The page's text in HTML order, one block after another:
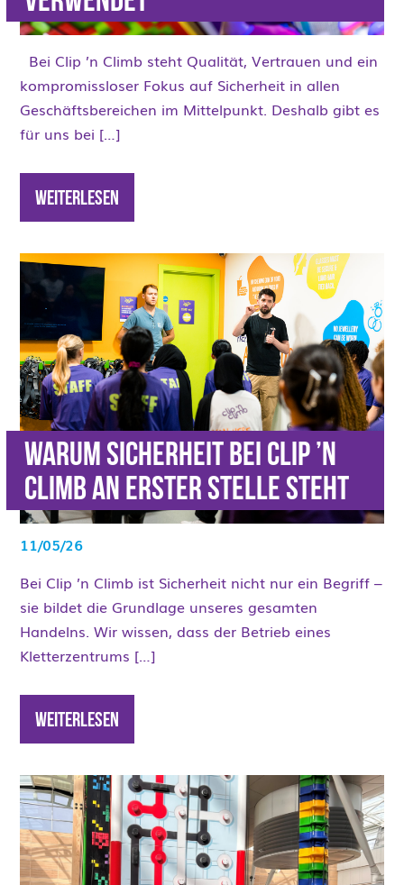
Bei Clip ’n Climb steht Qualität, Vertrauen und ein
kompromissloser Fokus auf Sicherheit in allen
Geschäftsbereichen im Mittelpunkt. Deshalb gibt es
für uns bei […]
Weiterlesen
Warum Sicherheit bei Clip ’n
Climb an erster Stelle steht
11/05/26
Bei Clip ’n Climb ist Sicherheit nicht nur ein Begriff –
sie bildet die Grundlage unseres gesamten
Handelns. Wir wissen, dass der Betrieb eines
Kletterzentrums […]
Weiterlesen